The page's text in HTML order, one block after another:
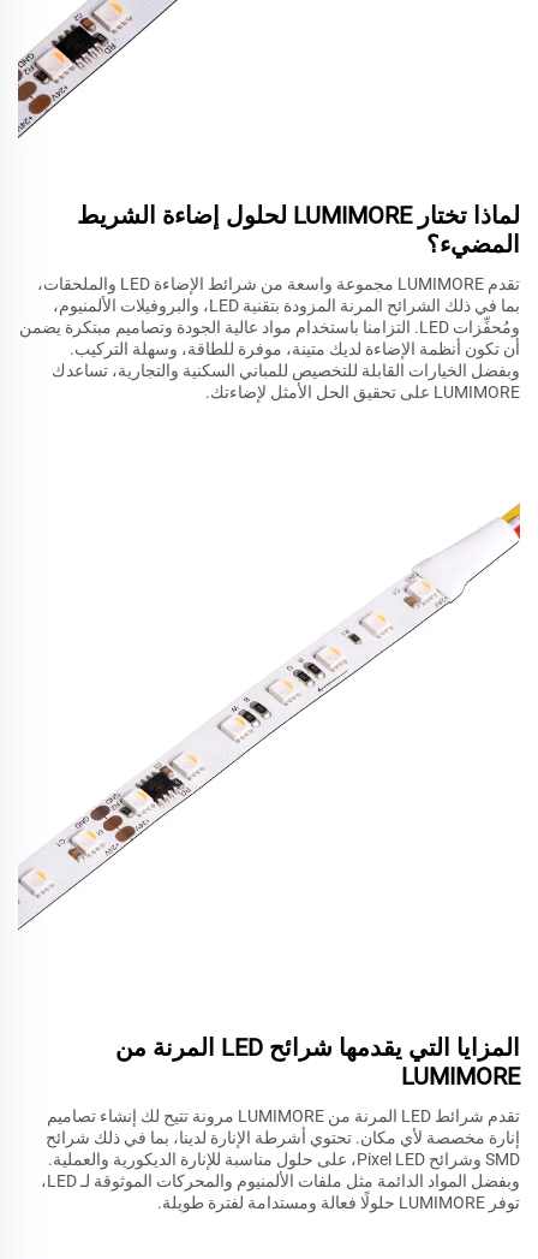
لماذا تختار LUMIMORE لحلول إضاءة الشريط
المضيء؟
تقدم LUMIMORE مجموعة واسعة من شرائط الإضاءة LED والملحقات،
بما في ذلك الشرائح المرنة المزودة بتقنية LED، والبروفيلات الألمنيوم،
ومُحفِّزات LED. التزامنا باستخدام مواد عالية الجودة وتصاميم مبتكرة يضمن
أن تكون أنظمة الإضاءة لديك متينة، موفرة للطاقة، وسهلة التركيب.
وبفضل الخيارات القابلة للتخصيص للمباني السكنية والتجارية، تساعدك
LUMIMORE على تحقيق الحل الأمثل لإضاءتك.
المزايا التي يقدمها شرائح LED المرنة من
LUMIMORE
تقدم شرائط LED المرنة من LUMIMORE مرونة تتيح لك إنشاء تصاميم
إنارة مخصصة لأي مكان. تحتوي أشرطة الإنارة لدينا، بما في ذلك شرائح
SMD وشرائح Pixel LED، على حلول مناسبة للإنارة الديكورية والعملية.
وبفضل المواد الدائمة مثل ملفات الألمنيوم والمحركات الموثوقة لـ LED،
توفر LUMIMORE حلولًا فعالة ومستدامة لفترة طويلة.